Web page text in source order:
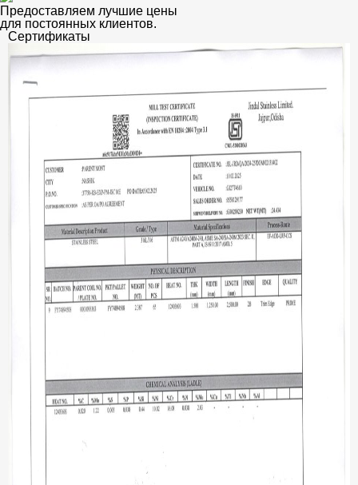
Предоставляем лучшие цены
для постоянных клиентов.
Сертификаты